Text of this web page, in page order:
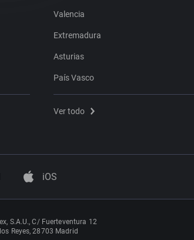
Valencia
Extremadura
Asturias
País Vasco
Ver todo
iOS
S.A.U., C/ Fuerteventura 12
Reyes, 28703 Madrid